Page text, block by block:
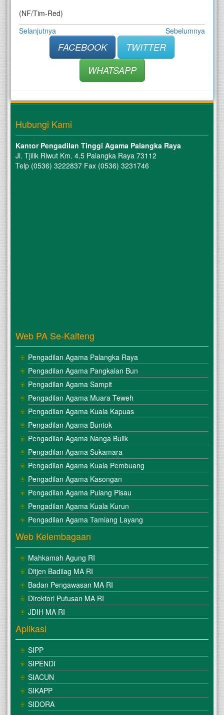
(NF/Tim-Red)
Selanjutnya
Sebelumnya
FACEBOOK
TWITTER
WHATSAPP
Hubungi Kami
Kantor Pengadilan Tinggi Agama Palangka Raya
Jl. Tjilik Riwut Km. 4.5 Palangka Raya 73112
Telp (0536) 3222837 Fax (0536) 3231746
Web PA Se-Kalteng
Pengadilan Agama Palangka Raya
Pengadilan Agama Pangkalan Bun
Pengadilan Agama Sampit
Pengadilan Agama Muara Teweh
Pengadilan Agama Kuala Kapuas
Pengadilan Agama Buntok
Pengadilan Agama Nanga Bulik
Pengadilan Agama Sukamara
Pengadilan Agama Kuala Pembuang
Pengadilan Agama Kasongan
Pengadilan Agama Pulang Pisau
Pengadilan Agama Kuala Kurun
Pengadilan Agama Tamiang Layang
Web Kelembagaan
Mahkamah Agung RI
Ditjen Badilag MA RI
Badan Pengawasan MA RI
Direktori Putusan MA RI
JDIH MA RI
Aplikasi
SIPP
SIPENDI
SIACUN
SIKAPP
SIDORA